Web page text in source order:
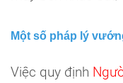
Một số pháp lý
Việc quy định